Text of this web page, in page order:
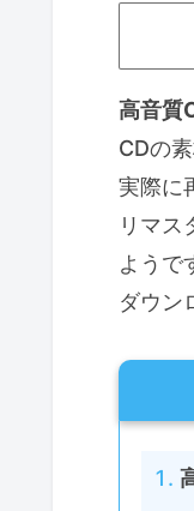
高音質
CDの
実際に
リマス
ようで
ダウン